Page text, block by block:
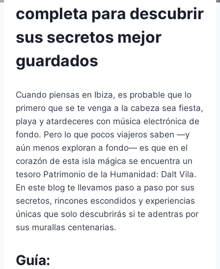
completa para descubrir
sus secretos mejor
guardados
Cuando piensas en Ibiza, es probable que lo
primero que se te venga a la cabeza sea fiesta,
playa y atardeceres con música electrónica de
fondo. Pero lo que pocos viajeros saben —y
aún menos exploran a fondo— es que en el
corazón de esta isla mágica se encuentra un
tesoro Patrimonio de la Humanidad: Dalt Vila.
En este blog te llevamos paso a paso por sus
secretos, rincones escondidos y experiencias
únicas que solo descubrirás si te adentras por
sus murallas centenarias.
Guía: